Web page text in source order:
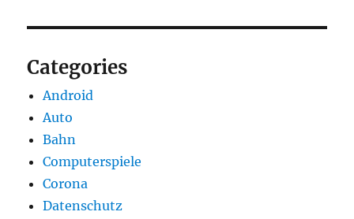
Categories
Android
Auto
Bahn
Computerspiele
Corona
Datenschutz